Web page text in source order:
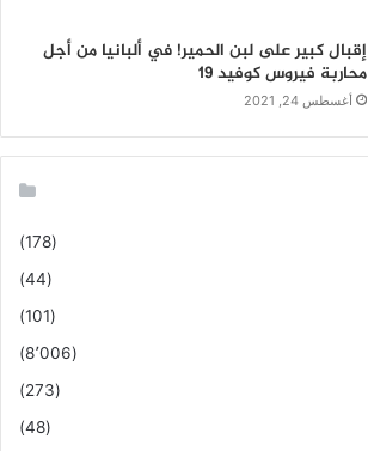
إقبال كبير على لبن الحمير! في ألبانيا من أجل
محاربة فيروس كوفيد 19
أغسطس 24, 2021
(178)
(44)
(101)
(8٬006)
(273)
(48)